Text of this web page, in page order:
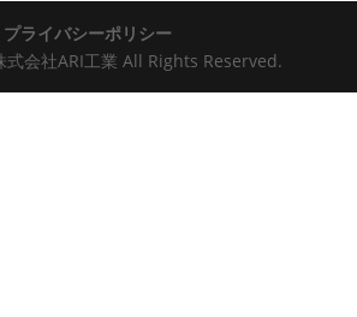
プライバシーポリシー
会社ARI工業 All Rights Reserved.